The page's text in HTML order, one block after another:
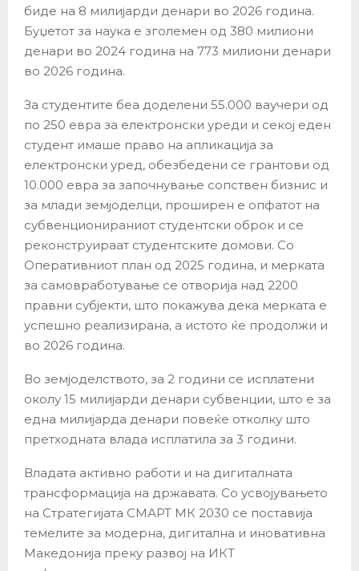
биде на 8 милијарди денари во 2026 година.
Буџетот за наука е зголемен од 380 милиони
денари во 2024 година на 773 милиони денари
во 2026 година.
За студентите беа доделени 55.000 ваучери од
по 250 евра за електронски уреди и секој еден
студент имаше право на апликација за
електронски уред, обезбедени се грантови од
10.000 евра за започнување сопствен бизнис и
за млади земјоделци, проширен е опфатот на
субвенционираниот студентски оброк и се
реконструираат студентските домови. Со
Оперативниот план од 2025 година, и мерката
за самовработување се отворија над 2200
правни субјекти, што покажува дека мерката е
успешно реализирана, а истото ќе продолжи и
во 2026 година.
Во земјоделството, за 2 години се исплатени
околу 15 милијарди денари субвенции, што е за
една милијарда денари повеќе отколку што
претходната влада исплатила за 3 години.
Владата активно работи и на дигиталната
трансформација на државата. Со усвојувањето
на Стратегијата СМАРТ МК 2030 се поставија
темелите за модерна, дигитална и иновативна
Македонија преку развој на ИКТ